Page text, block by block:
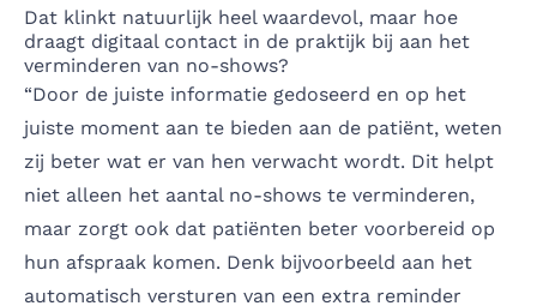
Dat klinkt natuurlijk heel waardevol, maar hoe
draagt digitaal contact in de praktijk bij aan het
verminderen van no-shows?
“Door de juiste informatie gedoseerd en op het
juiste moment aan te bieden aan de patiënt, weten
zij beter wat er van hen verwacht wordt. Dit helpt
niet alleen het aantal no-shows te verminderen,
maar zorgt ook dat patiënten beter voorbereid op
hun afspraak komen. Denk bijvoorbeeld aan het
automatisch versturen van een extra reminder